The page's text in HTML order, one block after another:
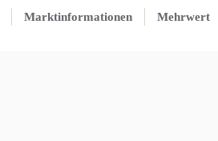
Marktinformationen Mehrwert